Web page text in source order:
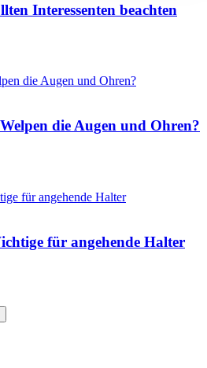
Interessenten beachten
die Augen und Ohren?
für angehende Halter